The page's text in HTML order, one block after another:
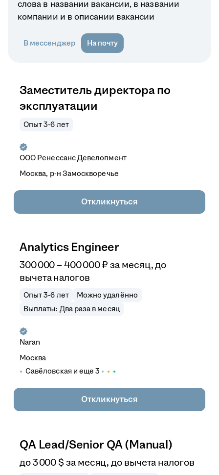
слова в названии вакансии, в названии
компании и в описании вакансии
В мессенджер На почту
Заместитель директора по
эксплуатации
Опыт 3-6 лет
ООО Ренессанс Девелопмент
Москва, р-н Замоскворечье
Откликнуться
Analytics Engineer
300 000 –400 000₽ за месяц,до
вычета налогов
Опыт 3-6 лет
Можно удалённо
Выплаты: Два раза в месяц
Naran
Москва
Савёловская и еще 3
Откликнуться
QA Lead/Senior QA (Manual)
до3 000 $ за месяц,до вычета налогов